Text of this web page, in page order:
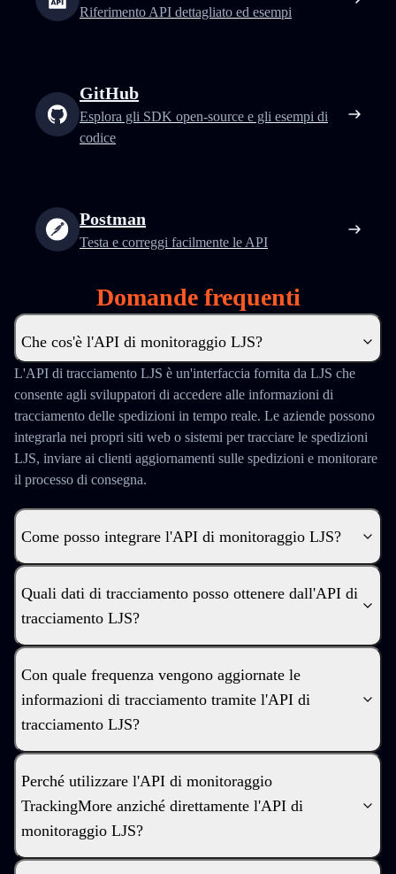
Riferimento API dettagliato ed esempi
GitHub
Esplora gli SDK open-source e gli esempi di
codice
Postman
Testa e correggi facilmente le API
Domande frequenti
Che cos'è l'API di monitoraggio LJS?
L'API di tracciamento LJS è un'interfaccia fornita da LJS che
consente agli sviluppatori di accedere alle informazioni di
tracciamento delle spedizioni in tempo reale. Le aziende possono
integrarla nei propri siti web o sistemi per tracciare le spedizioni
LJS, inviare ai clienti aggiornamenti sulle spedizioni e monitorare
il processo di consegna.
Come posso integrare l'API di monitoraggio LJS?
Quali dati di tracciamento posso ottenere dall'API di
tracciamento LJS?
Con quale frequenza vengono aggiornate le
informazioni di tracciamento tramite l'API di
tracciamento LJS?
Perché utilizzare l'API di monitoraggio
TrackingMore anziché direttamente l'API di
monitoraggio LJS?